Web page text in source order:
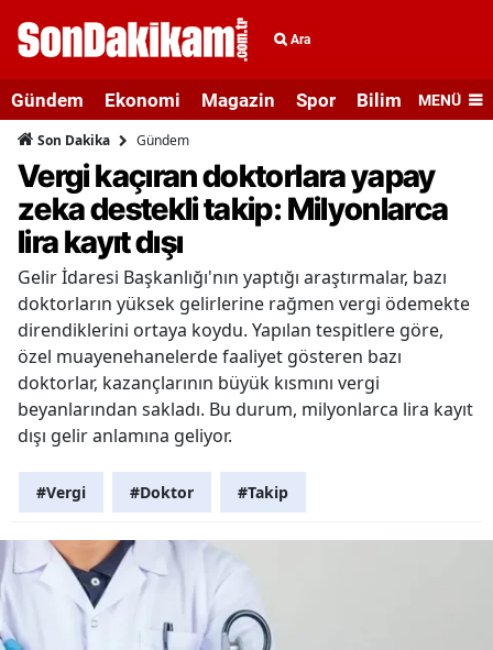
Ara
Gündem Ekonomi Magazin Spor Bilim veMENÜ
Son Dakika Gündem
Vergi kaçıran doktorlara yapay
zeka destekli takip: Milyonlarca
lira kayıt dışı
Gelir İdaresi Başkanlığı'nın yaptığı araştırmalar, bazı
doktorların yüksek gelirlerine rağmen vergi ödemekte
direndiklerini ortaya koydu. Yapılan tespitlere göre,
özel muayenehanelerde faaliyet gösteren bazı
doktorlar, kazançlarının büyük kısmını vergi
beyanlarından sakladı. Bu durum, milyonlarca lira kayıt
dışı gelir anlamına geliyor.
#Vergi #Doktor #Takip